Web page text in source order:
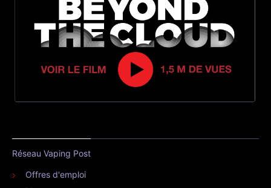
Réseau Vaping Post
Offres d'emploi